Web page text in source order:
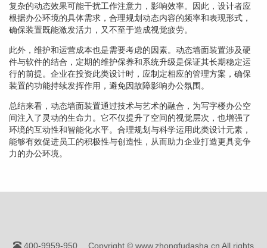
复杂的动态效果可能干扰工作注意力，影响效率。因此，设计者应
根据办公环境的具体需求，合理规划动态内容的频率和表现形式，
确保装置既能激发活力，又不至于造成视觉疲劳。
此外，维护和运营成本也是需要考虑的因素。动态墙面装置涉及硬
件与软件的结合，定期的维护保养和系统升级是保证其长期稳定运
行的前提。企业在投资此类设计时，应制定相应的管理方案，确保
装置的功能持续发挥作用，避免因故障影响办公氛围。
总结来看，动态墙面装置通过技术与艺术的融合，为写字楼办公空
间注入了灵动的生命力。它不仅提升了空间的视觉层次，也增强了
环境的互动性和智能化水平。合理规划与科学运用此类设计元素，
能够有效促进员工的积极性与创造性，从而助力企业打造更具竞争
力的办公环境。
400-9959-950 Copyright © www.zhongfudasha.cn All rights